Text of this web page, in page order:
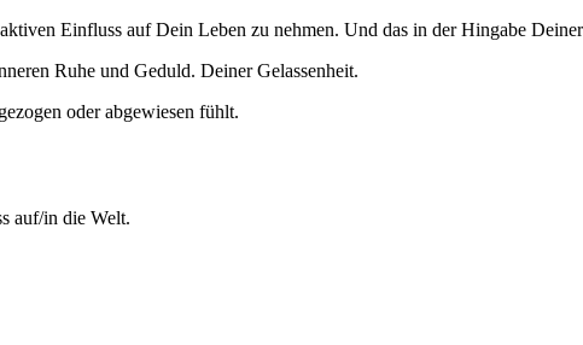
Einfluss auf Dein Leben zu nehmen. Und das in der Hingabe
Ruhe und Geduld. Deiner Gelassenheit.
oder abgewiesen fühlt.
auf/in die Welt.